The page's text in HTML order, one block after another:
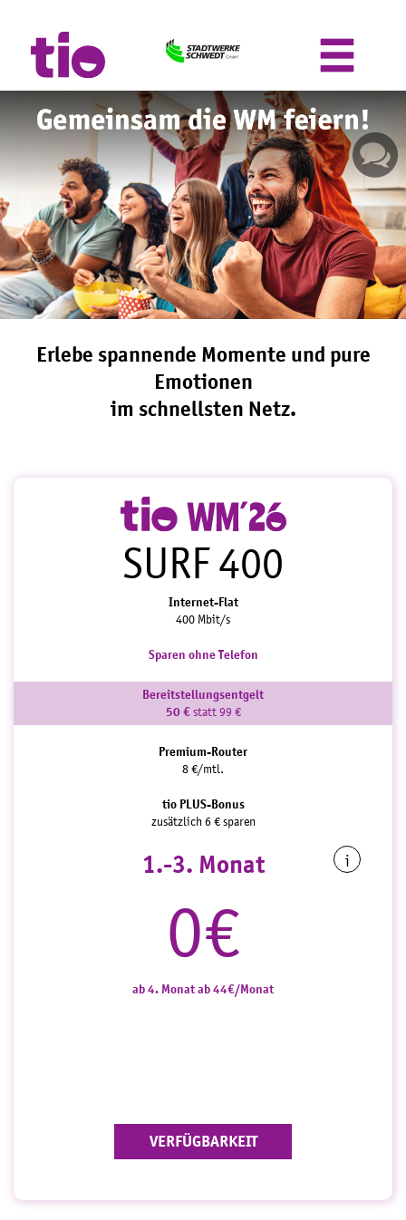
e
n
f
f
n
e
n
Erlebe spannende Momente und pure
Emotionen
im schnellsten Netz.
SURF 400
Internet-Flat
400 Mbit/s
Sparen ohne Telefon
Bereitstellungsentgelt
50 €statt 99 €
Premium-Router
8 €/mtl.
tio PLUS-Bonus
zusätzlich 6 € sparen
1.-3. Monat
0€
ab 4. Monat ab 44€/Monat
i
VERFÜGBARKEIT